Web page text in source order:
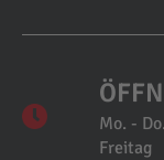
Mo. - Do.
Freitag